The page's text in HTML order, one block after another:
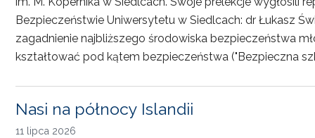
Bezpieczeństwie Uniwersytetu w Siedlcach: dr Łukasz
zagadnienie najbliższego środowiska bezpieczeństwa
kształtować pod kątem bezpieczeństwa ("Bezpieczna
Nasi na północy Islandii
11 lipca 2026